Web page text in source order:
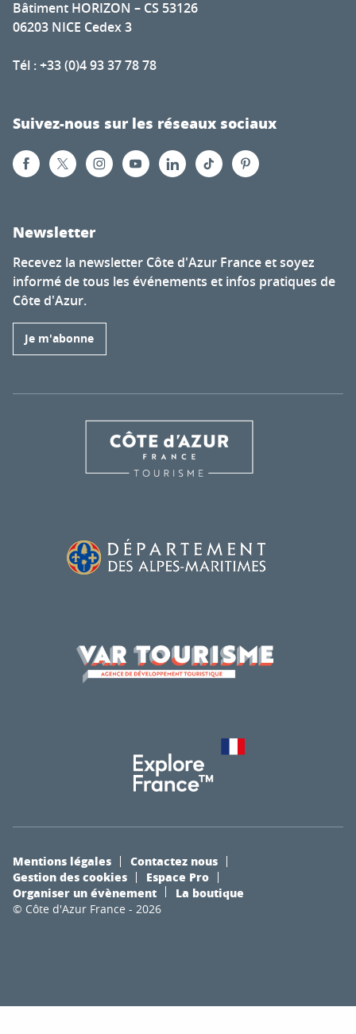
Bâtiment HORIZON – CS 53126
06203 NICE Cedex 3
Tél : +33 (0)4 93 37 78 78
Suivez-nous sur les réseaux sociaux
Newsletter
Recevez la newsletter Côte d'Azur France et soyez
informé de tous les événements et infos pratiques de
Côte d'Azur.
Je m'abonne
© Côte d'Azur France - 2026
Mentions légales
Contactez nous
Gestion des cookies
Espace Pro
Organiser un évènement
La boutique